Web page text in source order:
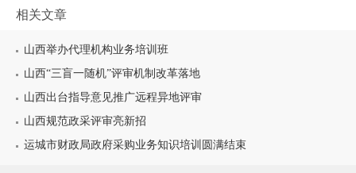
相关文章
山西举办代理机构业务培训班
山西“三盲一随机”评审机制改革落地
山西出台指导意见推广远程异地评审
山西规范政采评审亮新招
运城市财政局政府采购业务知识培训圆满结束